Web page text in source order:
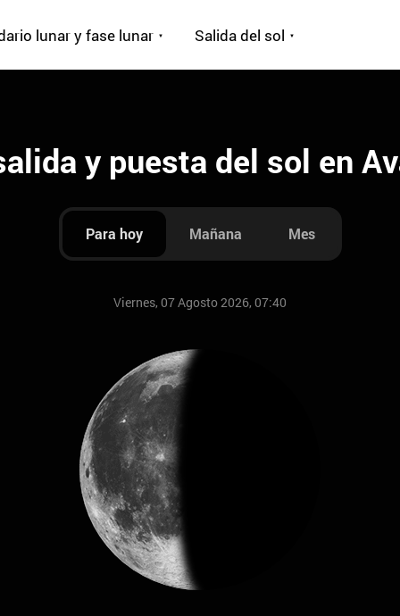
lunar y fase lunar Salida del sol
y puesta del sol en
Para hoy Mañana Mes
Viernes, 07 Agosto 2026, 07:40